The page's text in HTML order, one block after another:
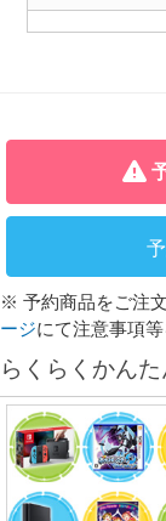
※ 予約商品をご注
ージにて注意事項等
らくらくかんた